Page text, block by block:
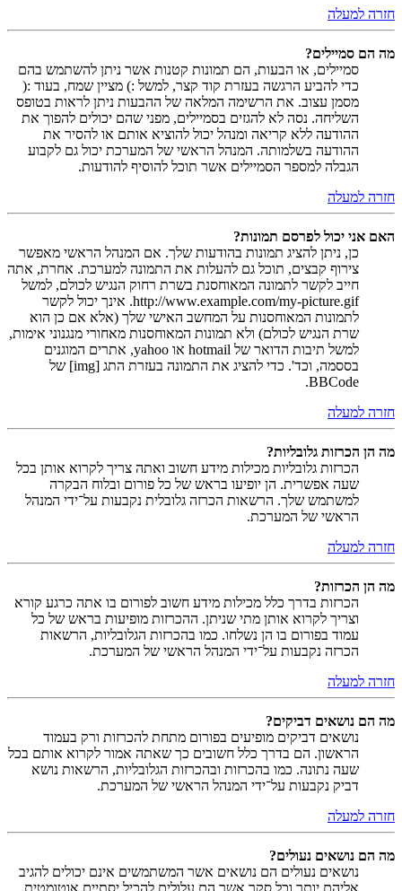
חזרה למעלה
מה הם סמיילים?
סמיילים, או הבעות, הם תמונות קטנות אשר ניתן להשתמש בהם
כדי להביע הרגשה בעזרת קוד קצר, למשל :) מציין שמח, בעוד :(
מסמן עצוב. את הרשימה המלאה של ההבעות ניתן לראות בטופס
השליחה. נסה לא להגזים בסמיילים, מפני שהם יכולים להפוך את
ההודעה ללא קריאה ומנהל יכול להוציא אותם או להסיר את
ההודעה בשלמותה. המנהל הראשי של המערכת יכול גם לקבוע
הגבלה למספר הסמיילים אשר תוכל להוסיף להודעות.
חזרה למעלה
האם אני יכול לפרסם תמונות?
כן, ניתן להציג תמונות בהודעות שלך. אם המנהל הראשי מאפשר
צירוף קבצים, תוכל גם להעלות את התמונה למערכת. אחרת, אתה
חייב לקשר לתמונה המאוחסנת בשרת רחוק הנגיש לכולם, למשל
http://www.example.com/my-picture.gif. אינך יכול לקשר
לתמונות המאוחסנות על המחשב האישי שלך (אלא אם כן הוא
שרת הנגיש לכולם) ולא תמונות המאוחסנות מאחורי מנגנוני אימות,
למשל תיבות הדואר של hotmail או yahoo, אתרים המוגנים
בססמה, וכד'. כדי להציג את התמונה בעזרת התג [img] של
BBCode.
חזרה למעלה
מה הן הכרזות גלובליות?
הכרזות גלובליות מכילות מידע חשוב ואתה צריך לקרוא אותן בכל
שעה אפשרית. הן יופיעו בראש של כל פורום ובלוח הבקרה
למשתמש שלך. הרשאות הכרזה גלובלית נקבעות על־ידי המנהל
הראשי של המערכת.
חזרה למעלה
מה הן הכרזות?
הכרזות בדרך כלל מכילות מידע חשוב לפורום בו אתה כרגע קורא
וצריך לקרוא אותן מתי שניתן. ההכרזות מופיעות בראש של כל
עמוד בפורום בו הן נשלחו. כמו בהכרזות הגלובליות, הרשאות
הכרזה נקבעות על־ידי המנהל הראשי של המערכת.
חזרה למעלה
מה הם נושאים דביקים?
נושאים דביקים מופיעים בפורום מתחת להכרזות ורק בעמוד
הראשון. הם בדרך כלל חשובים כך שאתה אמור לקרוא אותם בכל
שעה נתונה. כמו בהכרזות ובהכרזות הגלובליות, הרשאות נושא
דביק נקבעות על־ידי המנהל הראשי של המערכת.
חזרה למעלה
מה הם נושאים נעולים?
נושאים נעולים הם נושאים אשר המשתמשים אינם יכולים להגיב
אליהם יותר וכל סקר אשר הם עלולים להכיל יסתיים אוטומטית.